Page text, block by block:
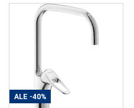
ALE -40%